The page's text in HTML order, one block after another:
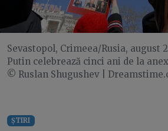
Sevastopol, Crimeea/Rusia, august
Putin celebrează cinci ani de la
© Ruslan Shugushev |
ȘTIRI